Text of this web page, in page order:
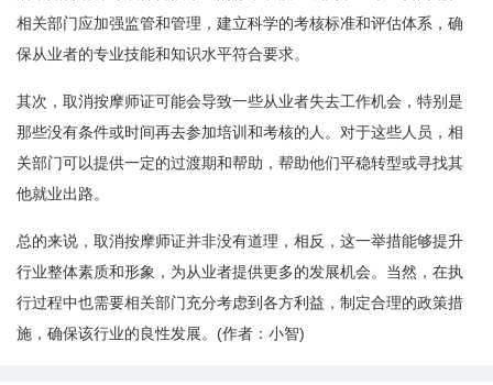
相关部门应加强监管和管理，建立科学的考核标准和评估体系，确
保从业者的专业技能和知识水平符合要求。
其次，取消按摩师证可能会导致一些从业者失去工作机会，特别是
那些没有条件或时间再去参加培训和考核的人。对于这些人员，相
关部门可以提供一定的过渡期和帮助，帮助他们平稳转型或寻找其
他就业出路。
总的来说，取消按摩师证并非没有道理，相反，这一举措能够提升
行业整体素质和形象，为从业者提供更多的发展机会。当然，在执
行过程中也需要相关部门充分考虑到各方利益，制定合理的政策措
施，确保该行业的良性发展。(作者：小智)